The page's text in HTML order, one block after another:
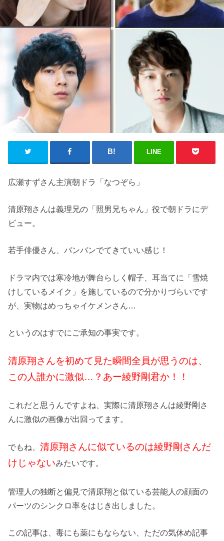
LINE
広瀬すずさん主演朝ドラ「なつぞら」
清原翔さんは義理兄の「照男兄ちゃん」役で朝ドラにデ
ビュー。
若手俳優さん、バンバンでてきていい感じ！
ドラマ内では寒冷地が舞台らしく帽子、耳当てに「雪焼
けしているメイク」を施しているので分かりづらいです
が、実物はめっちゃイケメンさん…
というのはすでにご承知の事実です。
清原翔さんを初めて見た瞬間全員が思うのは、
この人誰かに激似…？あー綾野剛君か！！
これだと思うんですよね、実際に清原翔さんは綾野剛さ
んに激似の画像が出回ってます。
でもね、清原翔さんに似ているのは綾野剛さんだ
けじゃないみたいです。
管理人の独断と偏見で清原翔と似ている芸能人の顔面の
パーツのシンクロ率をはじき出しました。
この記事は、毒にも薬にもならない、ただの気休め記事